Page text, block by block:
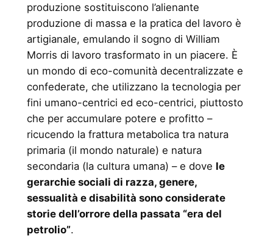
produzione sostituiscono l’alienante
produzione di massa e la pratica del lavoro è
artigianale, emulando il sogno di William
Morris di lavoro trasformato in un piacere. È
un mondo di eco-comunità decentralizzate e
confederate, che utilizzano la tecnologia per
fini umano-centrici ed eco-centrici, piuttosto
che per accumulare potere e profitto –
ricucendo la frattura metabolica tra natura
primaria (il mondo naturale) e natura
secondaria (la cultura umana) – e dove le
gerarchie sociali di razza, genere,
sessualità e disabilità sono considerate
storie dell’orrore della passata “era del
petrolio”.